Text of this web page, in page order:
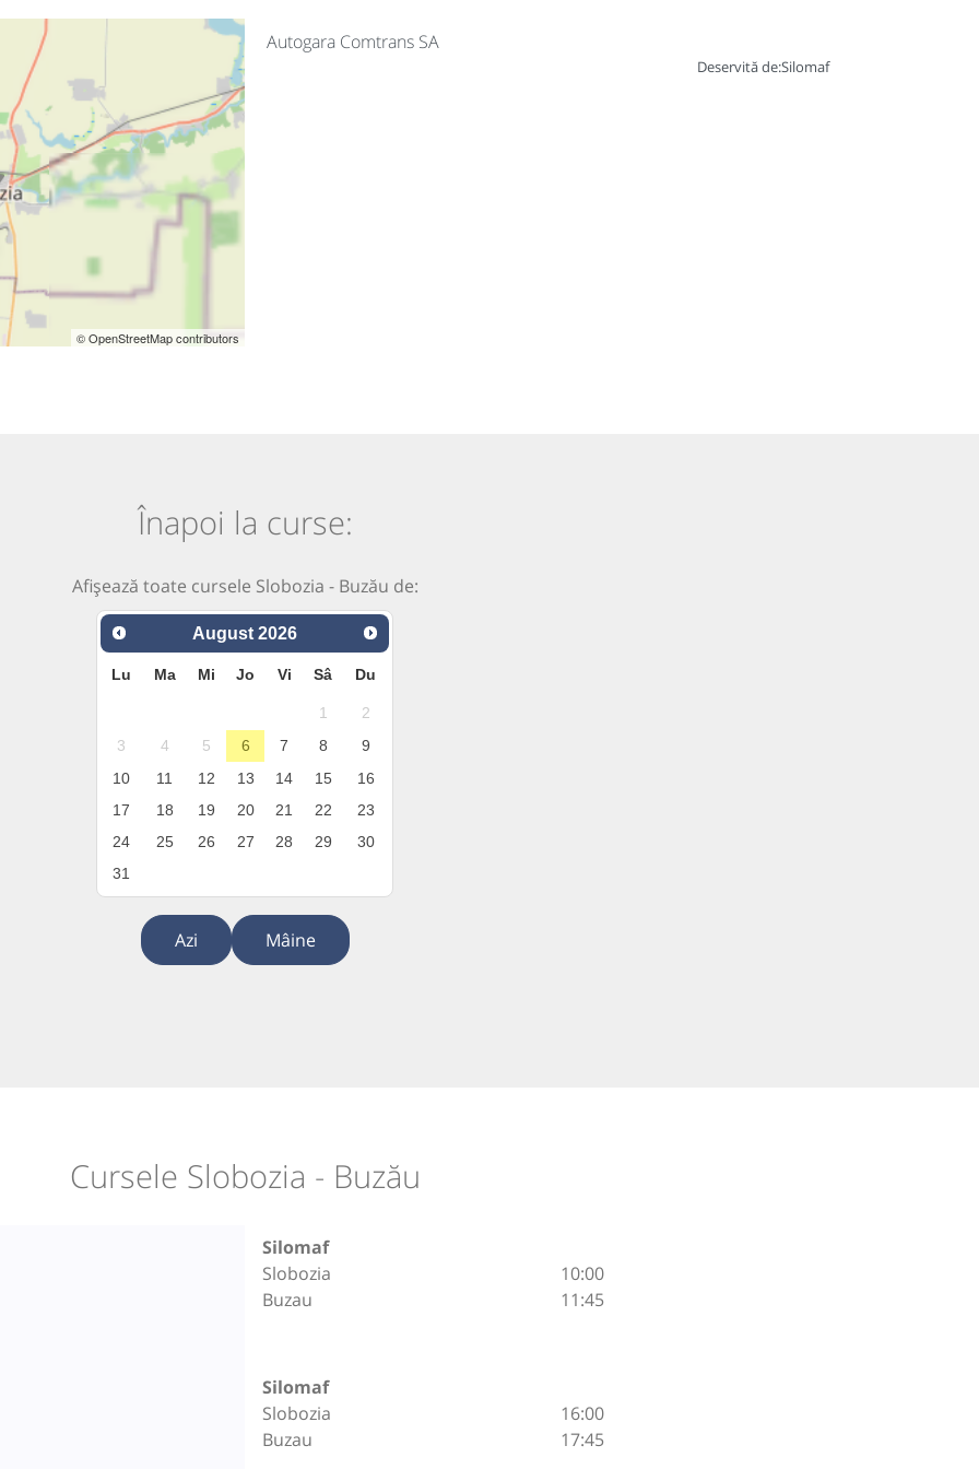
© OpenStreetMap contributors
Autogara Comtrans SA
Deservită de:Silomaf
Înapoi la curse:
Afișează toate cursele Slobozia - Buzău de:
August 2026
Lu Ma Mi Jo Vi Sâ Du
1
2
3
4 5 6 7 8
9
10
11 12 13 14 15
16
17
18 19 20 21 22
23
24
25 26 27 28 29
30
31
Azi Mâine
Cursele Slobozia - Buzău
Silomaf
Slobozia
Buzau
10:00
11:45
Silomaf
Slobozia
Buzau
16:00
17:45